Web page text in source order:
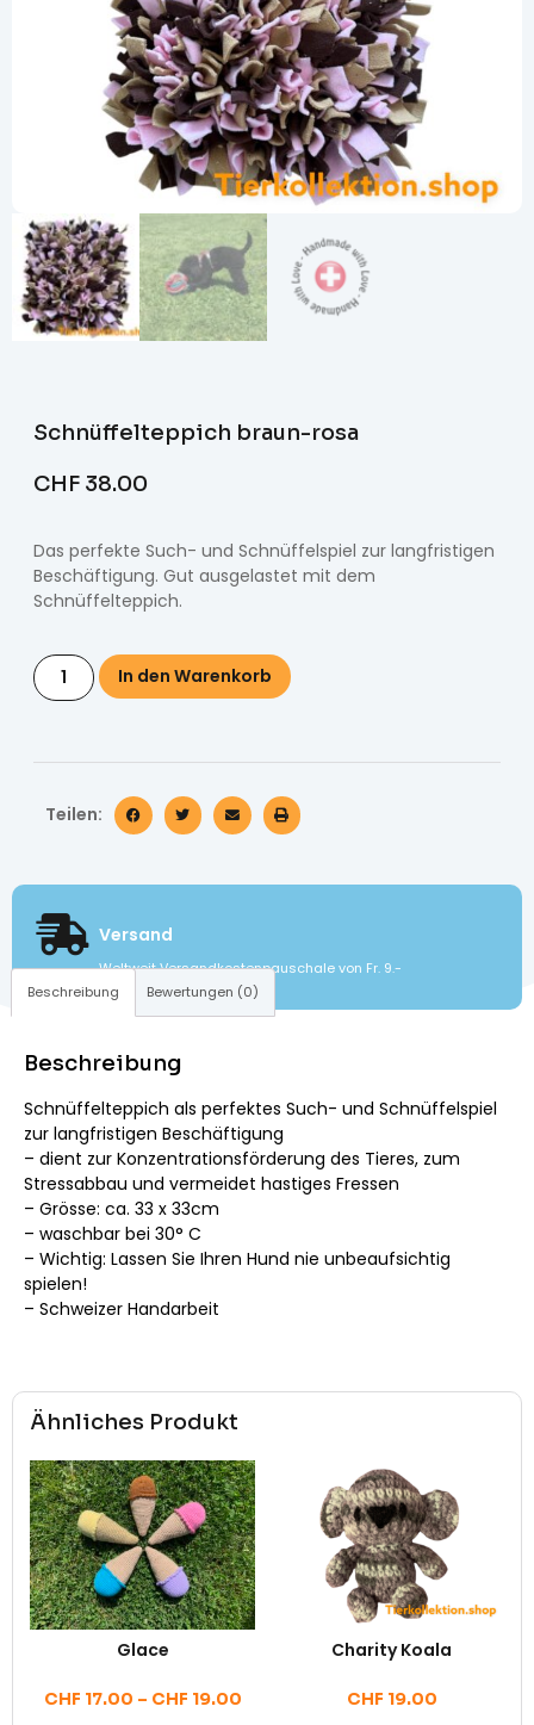
Schnüffelteppich braun-rosa
CHF 38.00
Das perfekte Such- und Schnüffelspiel zur langfristigen
Beschäftigung. Gut ausgelastet mit dem
Schnüffelteppich.
In den Warenkorb
Teilen:
Versand
Weltweit Versandkostenpauschale von Fr. 9.-
Ähnliches Produkt
Glace
CHF 17.00 – CHF 19.00
Charity Koala
CHF 19.00
Beschreibung Bewertungen (0)
Beschreibung
Schnüffelteppich als perfektes Such- und Schnüffelspiel
zur langfristigen Beschäftigung
– dient zur Konzentrationsförderung des Tieres, zum
Stressabbau und vermeidet hastiges Fressen
– Grösse: ca. 33 x 33cm
– waschbar bei 30° C
– Wichtig: Lassen Sie Ihren Hund nie unbeaufsichtig
spielen!
– Schweizer Handarbeit